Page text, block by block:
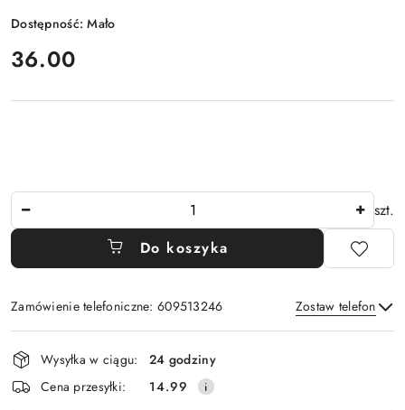
Dostępność:Mało
cena:
36.00
szt.
Do koszyka
Zamówienie telefoniczne: 609513246 Zostaw telefon
Wyślij
Dostępność
i
dostawa
Wysyłka w ciągu:
24 godziny
Cena przesyłki:
14.99